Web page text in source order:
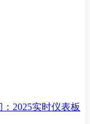
2025实时仪表板